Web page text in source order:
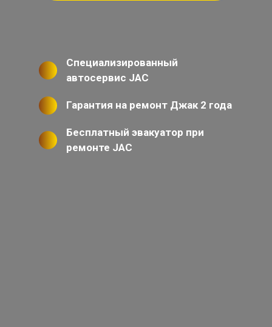
Специализированный
автосервис JAC
Гарантия на ремонт Джак 2 года
Бесплатный эвакуатор при
ремонте JAC